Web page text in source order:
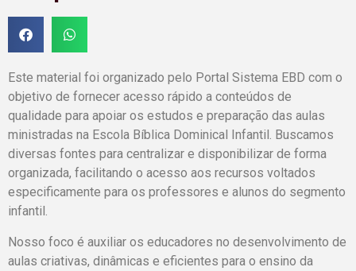
Este material foi organizado pelo Portal Sistema EBD com o
objetivo de fornecer acesso rápido a conteúdos de
qualidade para apoiar os estudos e preparação das aulas
ministradas na Escola Bíblica Dominical Infantil. Buscamos
diversas fontes para centralizar e disponibilizar de forma
organizada, facilitando o acesso aos recursos voltados
especificamente para os professores e alunos do segmento
infantil.
Nosso foco é auxiliar os educadores no desenvolvimento de
aulas criativas, dinâmicas e eficientes para o ensino da